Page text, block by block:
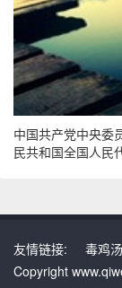
中国共产党中央委
民共和国全国人民
全军全国各族人民书
友情链接: 毒鸡汤
Copyright